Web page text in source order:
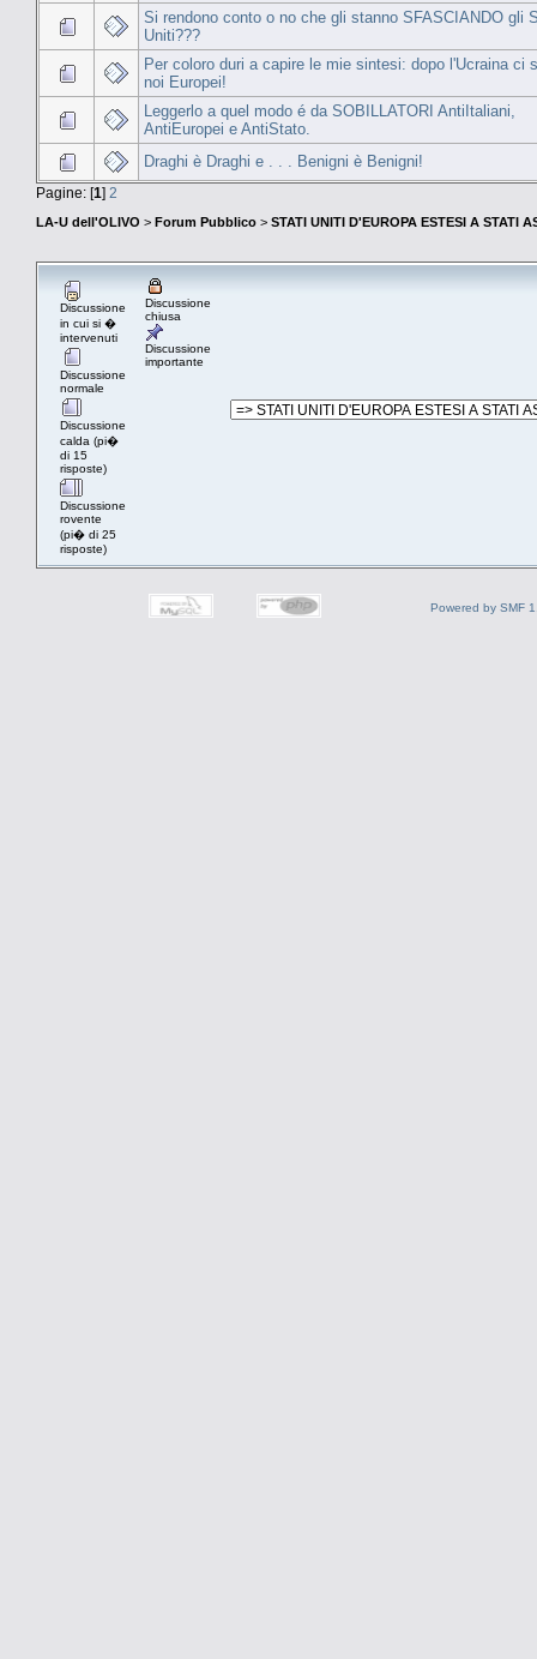
Si rendono conto o no che gli stanno SFASCIANDO gli
Uniti???
Per coloro duri a capire le mie sintesi: dopo l'Ucraina ci
noi Europei!
Leggerlo a quel modo é da SOBILLATORI AntiItaliani,
AntiEuropei e AntiStato.
Draghi è Draghi e . . . Benigni è Benigni!
Pagine: [1] 2
LA-U dell'OLIVO > Forum Pubblico > STATI UNITI D'EUROPA ESTESI A STATI
Discussione
in cui si �
intervenuti
Discussione
normale
Discussione
calda (pi�
di 15
risposte)
Discussione
rovente
(pi� di 25
risposte)
Discussione
chiusa
Discussione
importante
Powered by SMF